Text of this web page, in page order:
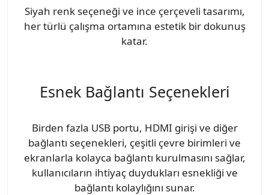
Siyah renk seçeneği ve ince çerçeveli tasarımı,
her türlü çalışma ortamına estetik bir dokunuş
katar.
Esnek Bağlantı Seçenekleri
Birden fazla USB portu, HDMI girişi ve diğer
bağlantı seçenekleri, çeşitli çevre birimleri ve
ekranlarla kolayca bağlantı kurulmasını sağlar,
kullanıcıların ihtiyaç duydukları esnekliği ve
bağlantı kolaylığını sunar.